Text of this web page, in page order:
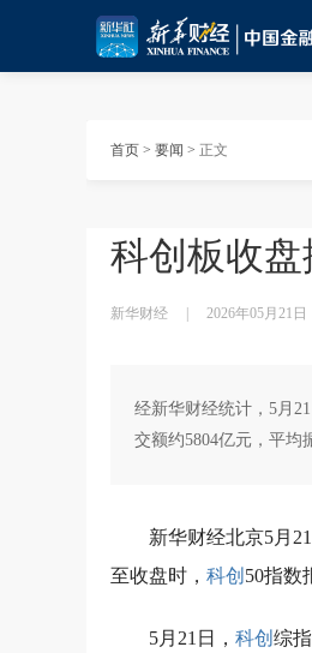
首页 > 要闻 > 正文
科创板收盘
新华财经 2026年05月21日
经新华财经统计，5月
交额约5804亿元，平均
新华财经北京5月
至收盘时， 科创 50指数
5月21日， 科创 综